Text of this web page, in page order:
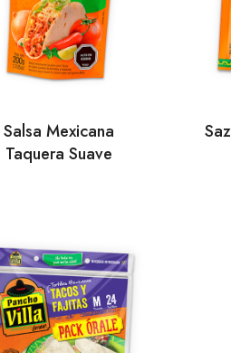
Salsa Mexicana
Taquera Suave